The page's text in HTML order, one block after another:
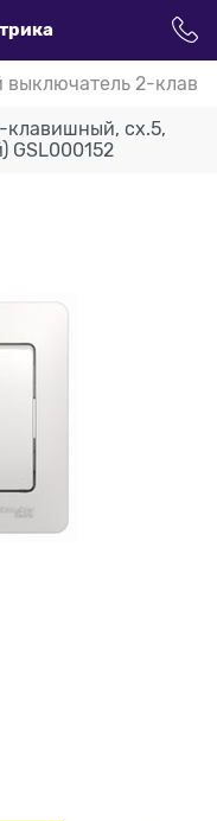
выключатель 2-
клавишный, сх.5,
GSL000152